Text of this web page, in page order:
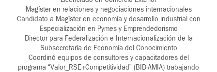
Magíster en relaciones y negociaciones internacionales
Candidato a Magíster en economía y desarrollo industrial con
Especialización en Pymes y Emprendedorismo
Director para Federalización e Internacionalización de la
Subsecretaría de Economía del Conocimiento
Coordinó equipos de consultores y capacitadores del
programa “Valor_RSE+Competitividad” (BID-AMIA) trabajando